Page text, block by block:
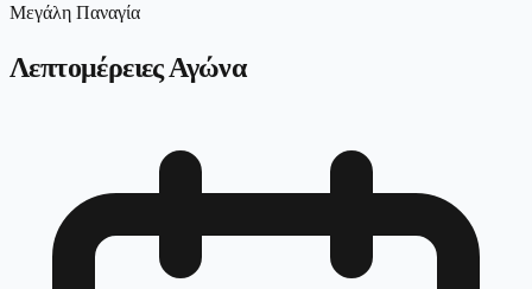
Μεγάλη Παναγία
Λεπτομέρειες Αγώνα